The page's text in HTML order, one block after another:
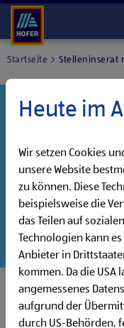
Startseite Stelleninserat
haben noch
Entdecke unsere
Heute im
Wir setzen Cookies
unsere Website
zu können. Diese
beispielsweise die
das Teilen auf
Technologien kann
Anbieter in
kommen. Da die
angemessenes
aufgrund der
durch US-Behörden,